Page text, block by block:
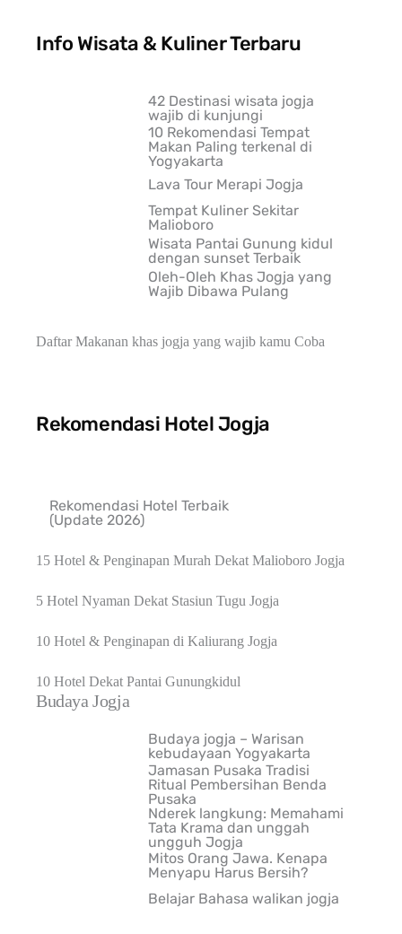
Info Wisata & Kuliner Terbaru
42 Destinasi wisata jogja
wajib di kunjungi
10 Rekomendasi Tempat
Makan Paling terkenal di
Yogyakarta
Lava Tour Merapi Jogja
Tempat Kuliner Sekitar
Malioboro
Wisata Pantai Gunung kidul
dengan sunset Terbaik
Oleh-Oleh Khas Jogja yang
Wajib Dibawa Pulang
Daftar Makanan khas jogja yang wajib kamu Coba
Rekomendasi Hotel Jogja
Rekomendasi Hotel Terbaik
(Update 2026)
15 Hotel & Penginapan Murah Dekat Malioboro Jogja
5 Hotel Nyaman Dekat Stasiun Tugu Jogja
10 Hotel & Penginapan di Kaliurang Jogja
10 Hotel Dekat Pantai Gunungkidul
Budaya Jogja
Budaya jogja – Warisan
kebudayaan Yogyakarta
Jamasan Pusaka Tradisi
Ritual Pembersihan Benda
Pusaka
Nderek langkung: Memahami
Tata Krama dan unggah
ungguh Jogja
Mitos Orang Jawa. Kenapa
Menyapu Harus Bersih?
Belajar Bahasa walikan jogja